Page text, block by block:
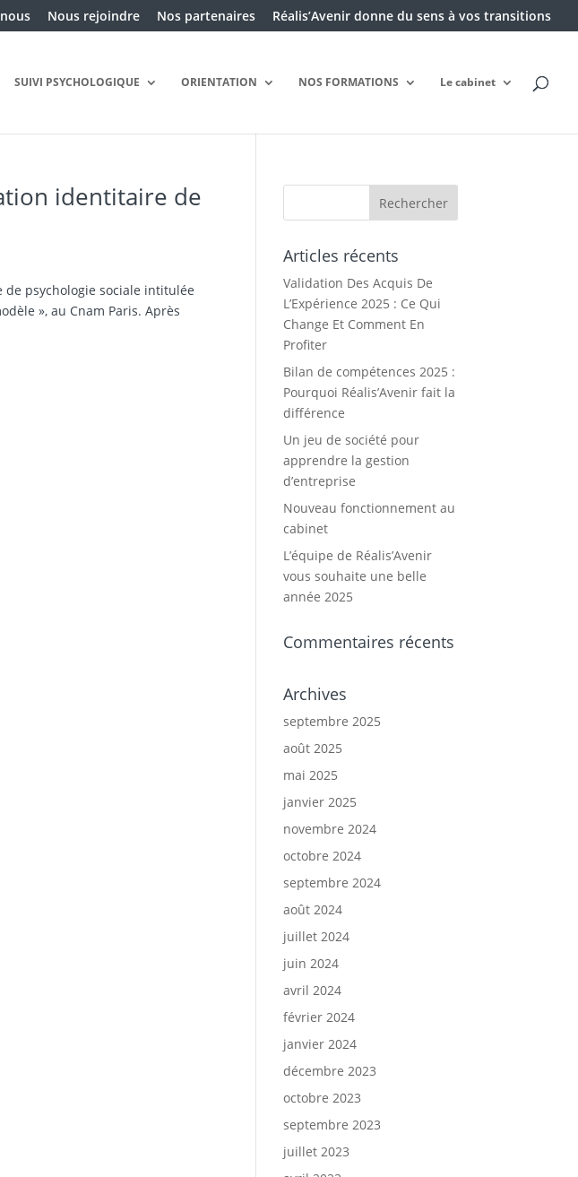
Nous rejoindre Nos partenaires Réalis’Avenir donne du sens à vos transitions
SUIVI PSYCHOLOGIQUE ORIENTATION NOS FORMATIONS Le cabinet
identitaire de
de psychologie sociale intitulée
», au Cnam Paris. Après
Articles récents
Validation Des Acquis De
L’Expérience 2025 : Ce Qui
Change Et Comment En
Profiter
Bilan de compétences 2025 :
Pourquoi Réalis’Avenir fait la
différence
Un jeu de société pour
apprendre la gestion
d’entreprise
Nouveau fonctionnement au
cabinet
L’équipe de Réalis’Avenir
vous souhaite une belle
année 2025
Commentaires récents
Archives
septembre 2025
août 2025
mai 2025
janvier 2025
novembre 2024
octobre 2024
septembre 2024
août 2024
juillet 2024
juin 2024
avril 2024
février 2024
janvier 2024
décembre 2023
octobre 2023
septembre 2023
juillet 2023